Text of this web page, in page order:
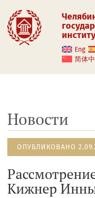
Eng
简体
Новости
ОПУБЛИКОВАНО
Кижнер